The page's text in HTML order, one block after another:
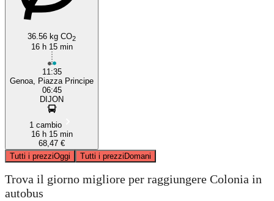
36.56 kg CO2
16 h 15 min
11:35
Genoa, Piazza Principe
06:45
DIJON
1 cambio
16 h 15 min
68,47 €
Tutti i prezziOggi Tutti i prezziDomani
Trova il giorno migliore per raggiungere Colonia in
autobus